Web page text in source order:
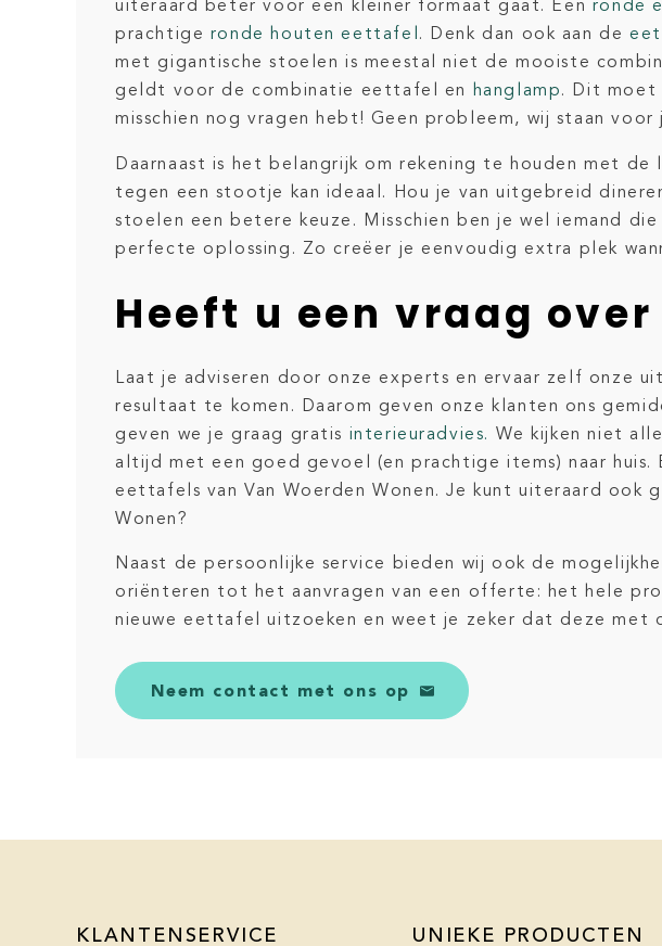
uiteraard beter voor een kleiner formaat gaat. Een ronde
prachtige ronde houten eettafel . Denk dan ook aan de
met gigantische stoelen is meestal niet de mooiste
geldt voor de combinatie eettafel en
hanglamp. Dit moet
misschien nog vragen hebt! Geen probleem, wij staan voor
Daarnaast is het belangrijk om rekening te houden met
tegen een stootje kan ideaal. Hou je van uitgebreid
stoelen een betere keuze. Misschien ben je wel iemand
perfecte oplossing. Zo creëer je eenvoudig extra plek
Heeft u een vraag
Laat je adviseren door onze experts en ervaar zelf onze
resultaat te komen. Daarom geven onze klanten ons
geven we je graag gratis interieuradvies. We kijken niet
altijd met een goed gevoel (en prachtige items) naar huis.
eettafels van Van Woerden Wonen. Je kunt uiteraard ook
Wonen?
Naast de persoonlijke service bieden wij ook de
oriënteren tot het aanvragen van een offerte: het hele
nieuwe eettafel uitzoeken en weet je zeker dat deze
Neem contact met ons op
KLANTENSERVICE UNIEKE PRODUCTEN